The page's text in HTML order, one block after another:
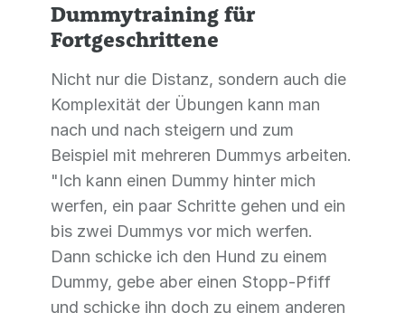
Dummytraining für
Fortgeschrittene
Nicht nur die Distanz, sondern auch die
Komplexität der Übungen kann man
nach und nach steigern und zum
Beispiel mit mehreren Dummys arbeiten.
"Ich kann einen Dummy hinter mich
werfen, ein paar Schritte gehen und ein
bis zwei Dummys vor mich werfen.
Dann schicke ich den Hund zu einem
Dummy, gebe aber einen Stopp-Pfiff
und schicke ihn doch zu einem anderen